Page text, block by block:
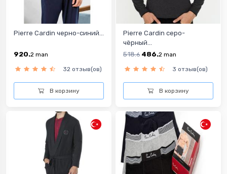
Pierre Cardin черно-синий...
920.2 man
32 отзыв(ов)
В корзину
Pierre Cardin серо-
чёрный...
518.6 486.2 man
3 отзыв(ов)
В корзину